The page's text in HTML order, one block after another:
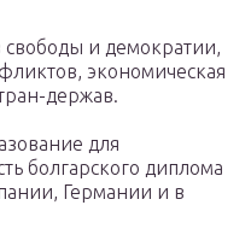
и демократии,
экономическая
держав.
для
болгарского диплома
Германии и в